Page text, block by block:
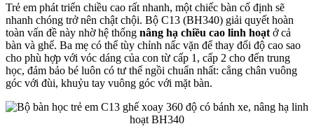
Trẻ em phát triển chiều cao rất nhanh, một chiếc bàn cố định sẽ
nhanh chóng trở nên chật chội. Bộ C13 (BH340) giải quyết hoàn
toàn vấn đề này nhờ hệ thống nâng hạ chiều cao linh hoạt ở cả
bàn và ghế. Ba mẹ có thể tùy chỉnh nấc vặn để thay đổi độ cao sao
cho phù hợp với vóc dáng của con từ cấp 1, cấp 2 cho đến trung
học, đảm bảo bé luôn có tư thế ngồi chuẩn nhất: cẳng chân vuông
góc với đùi, khuỷu tay vuông góc với mặt bàn.